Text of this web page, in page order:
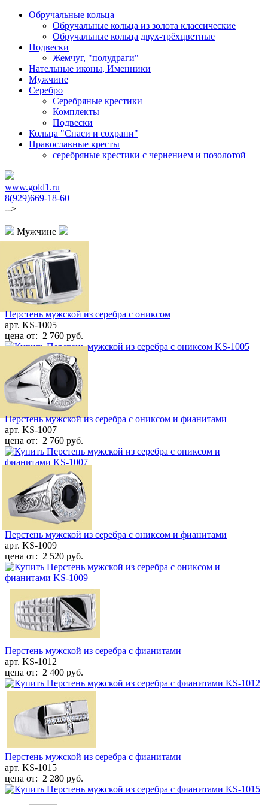
Обручальные кольца
Обручальные кольца из золота классические
Обручальные кольца двух-трёхцветные
Подвески
Жемчуг, "полудраги"
Нательные иконы, Именники
Мужчине
Серебро
Серебряные крестики
Комплекты
Подвески
Кольца "Спаси и сохрани"
Православные кресты
cеребряные крестики с чернением и позолотой
www.gold1.ru
8(929)669-18-60
-->
Мужчине
Перстень мужской из серебра с ониксом
арт. KS-1005
цена от: 2 760 руб.
Перстень мужской из серебра с ониксом и фианитами
арт. KS-1007
цена от: 2 760 руб.
Перстень мужской из серебра с ониксом и фианитами
арт. KS-1009
цена от: 2 520 руб.
Перстень мужской из серебра с фианитами
арт. KS-1012
цена от: 2 400 руб.
Перстень мужской из серебра с фианитами
арт. KS-1015
цена от: 2 280 руб.